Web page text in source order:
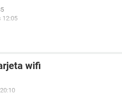
12:05
wifi